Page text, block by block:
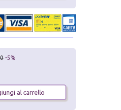
-5%
al carrello